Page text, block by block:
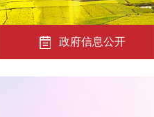
政府信息公开